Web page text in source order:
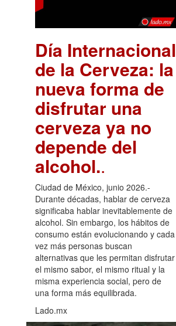
Día Internacional
de la Cerveza: la
nueva forma de
disfrutar una
cerveza ya no
depende del
alcohol..
Ciudad de México, junio 2026.-
Durante décadas, hablar de cerveza
significaba hablar inevitablemente de
alcohol. Sin embargo, los hábitos de
consumo están evolucionando y cada
vez más personas buscan
alternativas que les permitan disfrutar
el mismo sabor, el mismo ritual y la
misma experiencia social, pero de
una forma más equilibrada.
Lado.mx